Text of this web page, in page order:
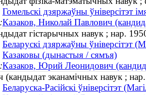
Гомельскі дзяржаўны ўніверсітэт
Казаков, Николай Павлович
гістарычных навук ; нар.
Беларускі дзяржаўны ўніверсітэт
Казаковы (дынастыя / сямъя)
Казаков, Юрий Леонидович
(кандыдат эканамічных навук ;
Беларуска-Расійскі ўніверсітэт